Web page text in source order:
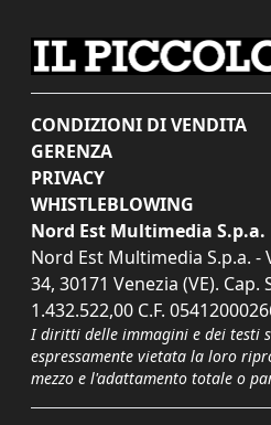
CONDIZIONI DI VENDITA
GERENZA
PRIVACY
WHISTLEBLOWING
Nord Est Multimedia S.p.a.
Nord Est Multimedia S.p.a. -
34, 30171 Venezia (VE). Cap.
1.432.522,00 C.F.
I diritti delle immagini e dei testi
espressamente vietata la loro
mezzo e l'adattamento totale o